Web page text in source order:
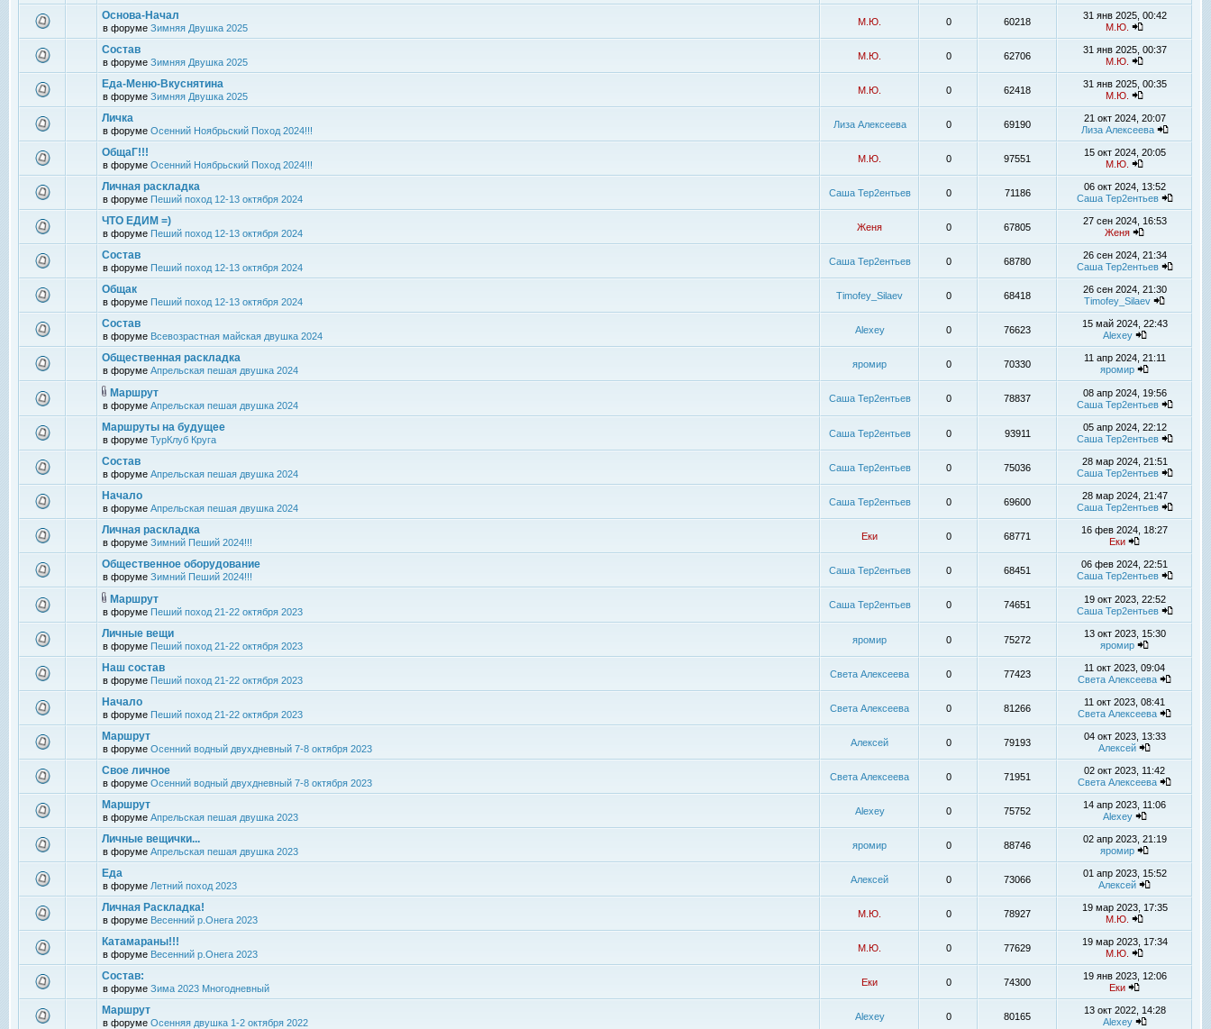
Основа-Начал
в форуме Зимняя Двушка 2025
М.Ю. 0 60218
31 янв 2025, 00:42
М.Ю.
Состав
в форуме Зимняя Двушка 2025
М.Ю. 0 62706
31 янв 2025, 00:37
М.Ю.
Еда-Меню-Вкуснятина
в форуме Зимняя Двушка 2025
М.Ю. 0 62418
31 янв 2025, 00:35
М.Ю.
Личка
в форуме Осенний Ноябрьский Поход 2024!!!
Лиза Алексеева 0 69190
21 окт 2024, 20:07
Лиза Алексеева
ОбщаГ!!!
в форуме Осенний Ноябрьский Поход 2024!!!
М.Ю. 0 97551
15 окт 2024, 20:05
М.Ю.
Личная раскладка
в форуме Пеший поход 12-13 октября 2024
Саша Тер2ентьев 0 71186
06 окт 2024, 13:52
Саша Тер2ентьев
ЧТО ЕДИМ =)
в форуме Пеший поход 12-13 октября 2024
Женя 0 67805
27 сен 2024, 16:53
Женя
Состав
в форуме Пеший поход 12-13 октября 2024
Саша Тер2ентьев 0 68780
26 сен 2024, 21:34
Саша Тер2ентьев
Общак
в форуме Пеший поход 12-13 октября 2024
Timofey_Silaev 0 68418
26 сен 2024, 21:30
Timofey_Silaev
Состав
в форуме Всевозрастная майская двушка 2024
Alexey 0 76623
15 май 2024, 22:43
Alexey
Общественная раскладка
в форуме Апрельская пешая двушка 2024
яромир 0 70330
11 апр 2024, 21:11
яромир
Маршрут
в форуме Апрельская пешая двушка 2024
Саша Тер2ентьев 0 78837
08 апр 2024, 19:56
Саша Тер2ентьев
Маршруты на будущее
в форуме ТурКлуб Круга
Саша Тер2ентьев 0 93911
05 апр 2024, 22:12
Саша Тер2ентьев
Состав
в форуме Апрельская пешая двушка 2024
Саша Тер2ентьев 0 75036
28 мар 2024, 21:51
Саша Тер2ентьев
Начало
в форуме Апрельская пешая двушка 2024
Саша Тер2ентьев 0 69600
28 мар 2024, 21:47
Саша Тер2ентьев
Личная раскладка
в форуме Зимний Пеший 2024!!!
Еки 0 68771
16 фев 2024, 18:27
Еки
Общественное оборудование
в форуме Зимний Пеший 2024!!!
Саша Тер2ентьев 0 68451
06 фев 2024, 22:51
Саша Тер2ентьев
Маршрут
в форуме Пеший поход 21-22 октября 2023
Саша Тер2ентьев 0 74651
19 окт 2023, 22:52
Саша Тер2ентьев
Личные вещи
в форуме Пеший поход 21-22 октября 2023
яромир 0 75272
13 окт 2023, 15:30
яромир
Наш состав
в форуме Пеший поход 21-22 октября 2023
Света Алексеева 0 77423
11 окт 2023, 09:04
Света Алексеева
Начало
в форуме Пеший поход 21-22 октября 2023
Света Алексеева 0 81266
11 окт 2023, 08:41
Света Алексеева
Маршрут
в форуме Осенний водный двухдневный 7-8 октября 2023
Алексей 0 79193
04 окт 2023, 13:33
Алексей
Свое личное
в форуме Осенний водный двухдневный 7-8 октября 2023
Света Алексеева 0 71951
02 окт 2023, 11:42
Света Алексеева
Маршрут
в форуме Апрельская пешая двушка 2023
Alexey 0 75752
14 апр 2023, 11:06
Alexey
Личные вещички...
в форуме Апрельская пешая двушка 2023
яромир 0 88746
02 апр 2023, 21:19
яромир
Еда
в форуме Летний поход 2023
Алексей 0 73066
01 апр 2023, 15:52
Алексей
Личная Раскладка!
в форуме Весенний р.Онега 2023
М.Ю. 0 78927
19 мар 2023, 17:35
М.Ю.
Катамараны!!!
в форуме Весенний р.Онега 2023
М.Ю. 0 77629
19 мар 2023, 17:34
М.Ю.
Состав:
в форуме Зима 2023 Многодневный
Еки 0 74300
19 янв 2023, 12:06
Еки
Маршрут
в форуме Осенняя двушка 1-2 октября 2022
Alexey 0 80165
13 окт 2022, 14:28
Alexey